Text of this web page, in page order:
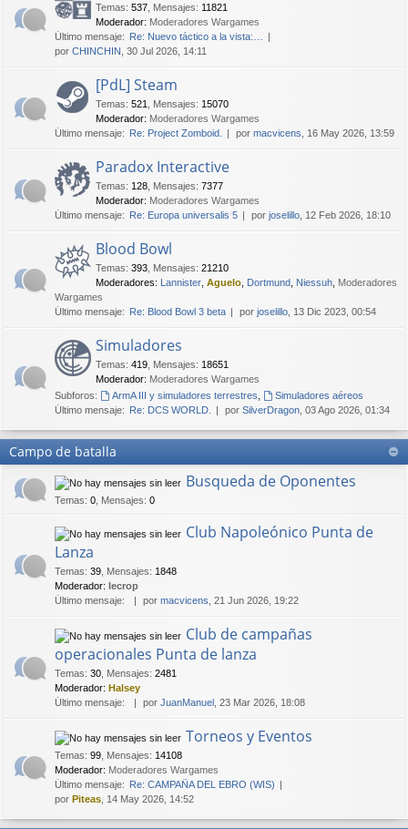
Temas: 537 Mensajes: 11821
Moderador: Moderadores Wargames
Último mensaje: Re: Nuevo táctico a la vista:…
por CHINCHIN , 30 Jul 2026, 14:11
[PdL] Steam
Temas: 521 Mensajes: 15070
Moderador: Moderadores Wargames
Último mensaje: Re: Project Zomboid. por macvicens , 16 May 2026, 13:59
Paradox Interactive
Temas: 128 Mensajes: 7377
Moderador: Moderadores Wargames
Último mensaje: Re: Europa universalis 5 por joselillo , 12 Feb 2026, 18:10
Blood Bowl
Temas: 393 Mensajes: 21210
Moderadores: Lannister Aguelo Dortmund Niessuh Moderadores
Wargames
Último mensaje: Re: Blood Bowl 3 beta por joselillo , 13 Dic 2023, 00:54
Simuladores
Temas: 419 Mensajes: 18651
Moderador: Moderadores Wargames
Subforos:
ArmA III y simuladores terrestres
Simuladores aéreos
Último mensaje: Re: DCS WORLD. por SilverDragon , 03 Ago 2026, 01:34
Campo de batalla
Busqueda de Oponentes
Temas: 0 Mensajes: 0
Club Napoleónico Punta de
Lanza
Temas: 39 Mensajes: 1848
Moderador: lecrop
Último mensaje:
por macvicens , 21 Jun 2026, 19:22
Club de campañas
operacionales Punta de lanza
Temas: 30 Mensajes: 2481
Moderador: Halsey
Último mensaje:
por JuanManuel , 23 Mar 2026, 18:08
Torneos y Eventos
Temas: 99 Mensajes: 14108
Moderador: Moderadores Wargames
Último mensaje: Re: CAMPAÑA DEL EBRO (WIS)
por Piteas , 14 May 2026, 14:52